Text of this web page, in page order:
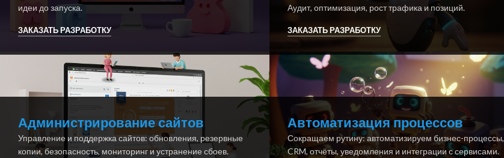
идеи до запуска.
ЗАКАЗАТЬ РАЗРАБОТКУ
Аудит, оптимизация, рост трафика и позиций.
ЗАКАЗАТЬ РАЗРАБОТКУ
Администрирование сайтов
Управление и поддержка сайтов: обновления, резервные
копии, безопасность, мониторинг и устранение сбоев.
Автоматизация процессов
Сокращаем рутину: автоматизируем бизнес-процессы,
CRM, отчёты, уведомления и интеграции с сервисами.